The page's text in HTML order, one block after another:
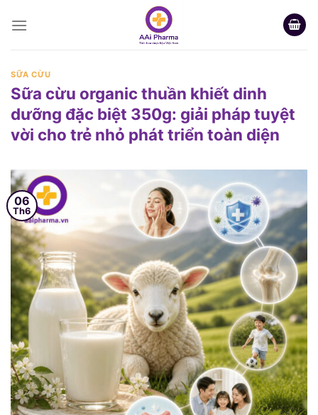
SỮA CỪU
Sữa cừu organic thuần khiết dinh
dưỡng đặc biệt 350g: giải pháp tuyệt
vời cho trẻ nhỏ phát triển toàn diện
06
Th6